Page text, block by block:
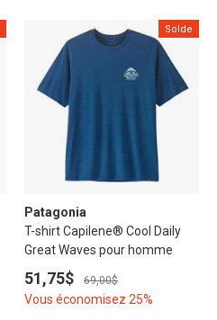
Solde
Patagonia
T-shirt Capilene® Cool Daily
Great Waves pour homme
51,75$ 69,00$
Vous économisez 25%